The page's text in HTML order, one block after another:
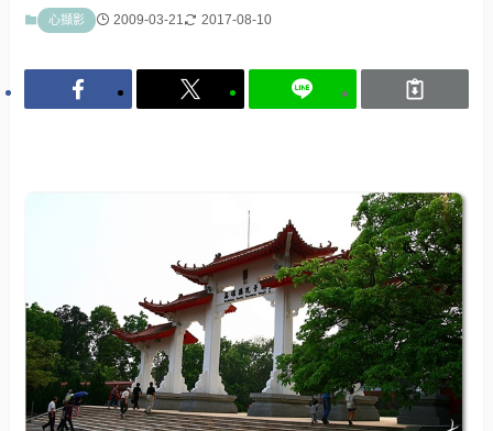
心擷影 2009-03-21 2017-08-10